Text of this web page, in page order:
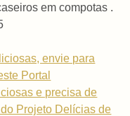
em compotas .
envie para
Portal
e precisa de
Projeto Delícias de